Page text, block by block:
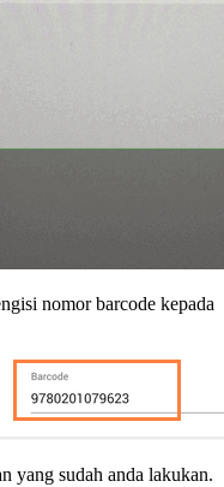
nomor barcode kepada
yang sudah anda lakukan.